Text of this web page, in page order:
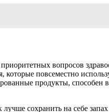
вопросов
которые повсеместно
продукты, способен
сохранить на себе